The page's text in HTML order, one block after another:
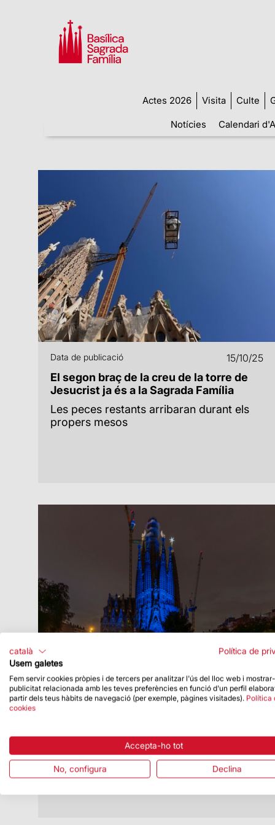
Actes 2026 Visita Culte
Notícies Calendari
Data de publicació 15/10/25
El segon braç de la creu de la torre de
Jesucrist ja és a la Sagrada Família
Les peces restants arribaran durant els
propers mesos
Data de publicació 10/10/25
La façana del Naixement es va il·luminar
el 9 d’octubre
català
Política de
Usem galetes
Fem servir cookies pròpies i de tercers per analitzar l'ús del lloc web i
publicitat relacionada amb les teves preferències en funció d'un perfil
partir dels teus hàbits de navegació (per exemple, pàgines visitades). Política
cookies
Accepta-ho tot
No, configura Declina